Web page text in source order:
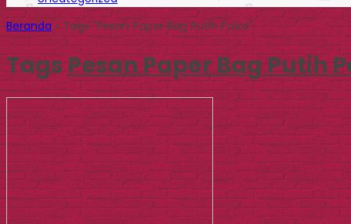
Beranda»Tags "Pesan Paper Bag Putih Polos"
TagsPesan Paper Bag Putih